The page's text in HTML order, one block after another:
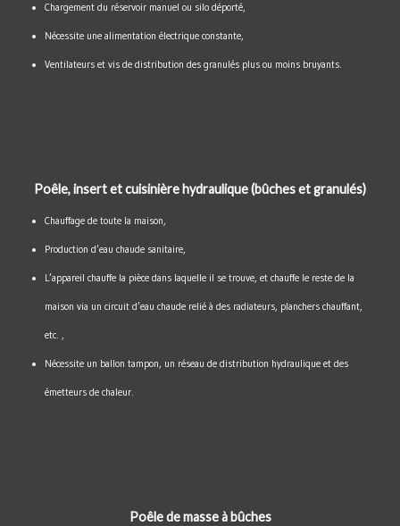
Chargement du réservoir manuel ou silo déporté,
Nécessite une alimentation électrique constante,
Ventilateurs et vis de distribution des granulés plus ou moins bruyants.
Poêle, insert et cuisinière hydraulique (bûches et granulés)
Chauffage de toute la maison,
Production d’eau chaude sanitaire,
L’appareil chauffe la pièce dans laquelle il se trouve, et chauffe le reste de la
maison via un circuit d’eau chaude relié à des radiateurs, planchers chauffant,
etc. ,
Nécessite un ballon tampon, un réseau de distribution hydraulique et des
émetteurs de chaleur.
Poêle de masse à bûches